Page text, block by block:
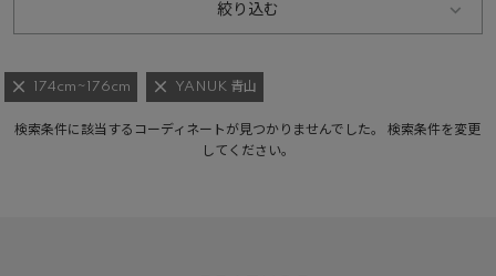
絞り込む
174cm~176cm YANUK 青山
検索条件に該当するコーディネートが見つかりませんでした。 検索条件を変更
してください。